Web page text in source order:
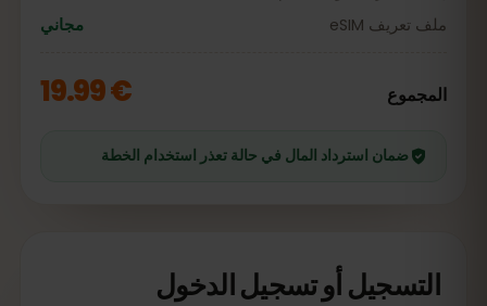
ملف تعريف eSIM
مجاني
المجموع € 19.99
ضمان استرداد المال في حالة تعذر استخدام الخطة
التسجيل أو تسجيل الدخول